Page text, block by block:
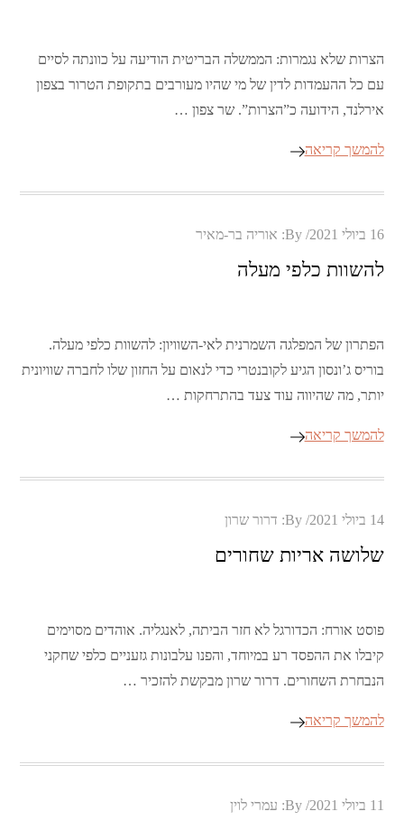
הצרות שלא נגמרות: הממשלה הבריטית הודיעה על כוונתה לסיים
עם כל ההעמדות לדין של מי שהיו מעורבים בתקופת הטרור בצפון
אירלנד, הידועה כ”הצרות”. שר צפון …
להמשך קריאה
Posted
on
16 ביולי 2021 By: אוריה בר-מאיר
להשוות כלפי מעלה
הפתרון של המפלגה השמרנית לאי-השוויון: להשוות כלפי מעלה.
בוריס ג’ונסון הגיע לקובנטרי כדי לנאום על החזון שלו לחברה שוויונית
יותר, מה שהיווה עוד צעד בהתרחקות …
להמשך קריאה
Posted
14 ביולי 2021 By: דרור שרון
שלושה אריות שחורים
פוסט אורח: הכדורגל לא חזר הביתה, לאנגליה. אוהדים מסוימים
קיבלו את ההפסד רע במיוחד, והפנו עלבונות גזעניים כלפי שחקני
הנבחרת השחורים. דרור שרון מבקשת להזכיר …
להמשך קריאה
Posted
11 ביולי 2021 By: עמרי לוין